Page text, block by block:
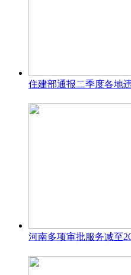
住建部通报二季度各地
河南多项审批服务减至